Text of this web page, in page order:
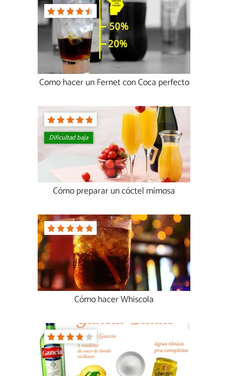
Como hacer un Fernet con Coca perfecto
Dificultad baja
Cómo preparar un cóctel mimosa
Cómo hacer Whiscola